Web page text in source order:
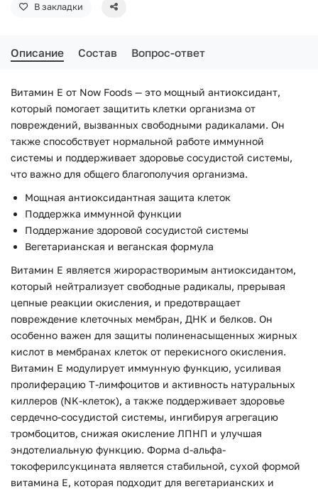
В закладки
Описание Состав Вопрос-ответ
Витамин E от Now Foods — это мощный антиоксидант,
который помогает защитить клетки организма от
повреждений, вызванных свободными радикалами. Он
также способствует нормальной работе иммунной
системы и поддерживает здоровье сосудистой системы,
что важно для общего благополучия организма.
Мощная антиоксидантная защита клеток
Поддержка иммунной функции
Поддержание здоровой сосудистой системы
Вегетарианская и веганская формула
Витамин E является жирорастворимым антиоксидантом,
который нейтрализует свободные радикалы, прерывая
цепные реакции окисления, и предотвращает
повреждение клеточных мембран, ДНК и белков. Он
особенно важен для защиты полиненасыщенных жирных
кислот в мембранах клеток от перекисного окисления.
Витамин E модулирует иммунную функцию, усиливая
пролиферацию Т-лимфоцитов и активность натуральных
киллеров (NK-клеток), а также поддерживает здоровье
сердечно-сосудистой системы, ингибируя агрегацию
тромбоцитов, снижая окисление ЛПНП и улучшая
эндотелиальную функцию. Форма d-альфа-
токоферилсукцината является стабильной, сухой формой
витамина E, которая подходит для вегетарианских и